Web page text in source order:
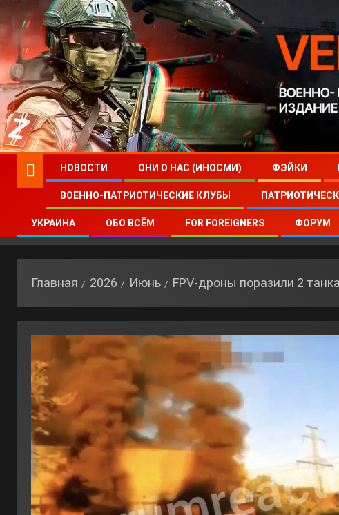
НОВОСТИ ОНИ О НАС (ИНОСМИ) ФЭЙКИ
ВОЕННО-ПАТРИОТИЧЕСКИЕ КЛУБЫ
УКРАИНА ОБО ВСЁМ FOR FOREIGNERS ФОРУМ
Главная 2026 Июнь FPV-дроны поразили 2